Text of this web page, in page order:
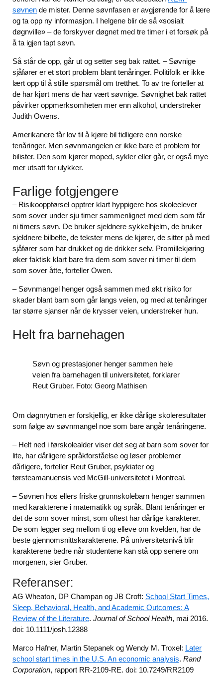
søvnen de mister. Denne søvnfasen er avgjørende for å lære
og ta opp ny informasjon. I helgene blir de så «sosialt
døgnville» – de forskyver døgnet med tre timer i et forsøk på
å ta igjen tapt søvn.
Så står de opp, går ut og setter seg bak rattet. – Søvnige
sjåfører er et stort problem blant tenåringer. Politifolk er ikke
lært opp til å stille spørsmål om tretthet. To av tre forteller at
de har kjørt mens de har vært søvnige. Søvnighet bak rattet
påvirker oppmerksomheten mer enn alkohol, understreker
Judith Owens.
Amerikanere får lov til å kjøre bil tidligere enn norske
tenåringer. Men søvnmangelen er ikke bare et problem for
bilister. Den som kjører moped, sykler eller går, er også mye
mer utsatt for ulykker.
Farlige fotgjengere
– Risikooppførsel opptrer klart hyppigere hos skoleelever
som sover under sju timer sammenlignet med dem som får
ni timers søvn. De bruker sjeldnere sykkelhjelm, de bruker
sjeldnere bilbelte, de tekster mens de kjører, de sitter på med
sjåfører som har drukket og de drikker selv. Promillekjøring
øker faktisk klart bare fra dem som sover ni timer til dem
som sover åtte, forteller Owen.
– Søvnmangel henger også sammen med økt risiko for
skader blant barn som går langs veien, og med at tenåringer
tar større sjanser når de krysser veien, understreker hun.
Helt fra barnehagen
Søvn og prestasjoner henger sammen hele
veien fra barnehagen til universitetet, forklarer
Reut Gruber. Foto: Georg Mathisen
Om døgnrytmen er forskjellig, er ikke dårlige skoleresultater
som følge av søvnmangel noe som bare angår tenåringene.
– Helt ned i førskolealder viser det seg at barn som sover for
lite, har dårligere språkforståelse og løser problemer
dårligere, forteller Reut Gruber, psykiater og
førsteamanuensis ved McGill-universitetet i Montreal.
– Søvnen hos ellers friske grunnskolebarn henger sammen
med karakterene i matematikk og språk. Blant tenåringer er
det de som sover minst, som oftest har dårlige karakterer.
De som legger seg mellom ti og elleve om kvelden, har de
beste gjennomsnittskarakterene. På universitetsnivå blir
karakterene bedre når studentene kan stå opp senere om
morgenen, sier Gruber.
Referanser:
AG Wheaton, DP Champan og JB Croft: School Start Times,
Sleep, Behavioral, Health, and Academic Outcomes: A
Review of the Literature. Journal of School Health, mai 2016.
doi: 10.1111/josh.12388
Marco Hafner, Martin Stepanek og Wendy M. Troxel: Later
school start times in the U.S. An economic analysis. Rand
Corporation, rapport RR-2109-RE. doi: 10.7249/RR2109